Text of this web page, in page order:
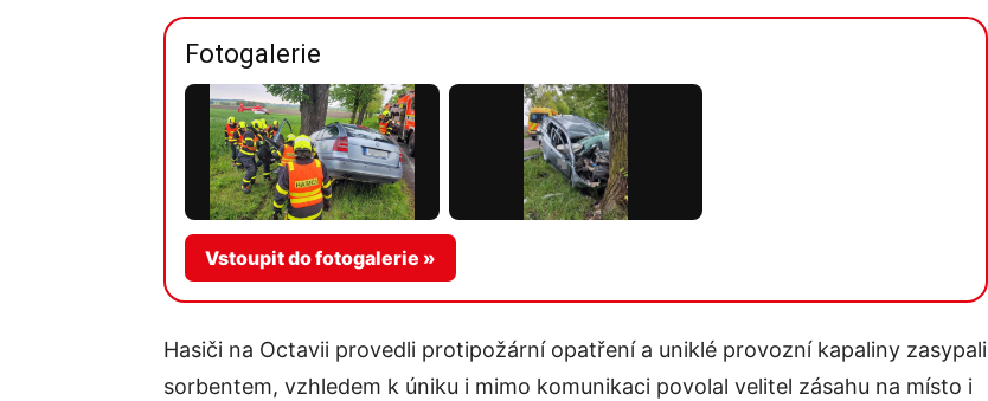
Fotogalerie
Vstoupit do fotogalerie »
Hasiči na Octavii provedli protipožární opatření a uniklé provozní kapaliny zasypali
sorbentem, vzhledem k úniku i mimo komunikaci povolal velitel zásahu na místo i